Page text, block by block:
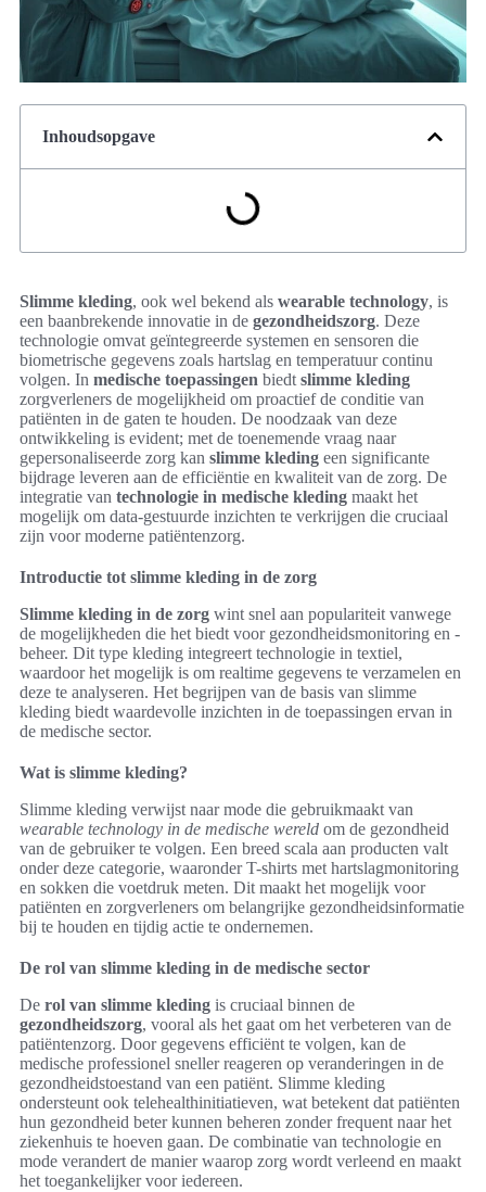
Inhoudsopgave
Slimme kleding, ook wel bekend als wearable technology, is
een baanbrekende innovatie in de gezondheidszorg. Deze
technologie omvat geïntegreerde systemen en sensoren die
biometrische gegevens zoals hartslag en temperatuur continu
volgen. In medische toepassingen biedt slimme kleding
zorgverleners de mogelijkheid om proactief de conditie van
patiënten in de gaten te houden. De noodzaak van deze
ontwikkeling is evident; met de toenemende vraag naar
gepersonaliseerde zorg kan slimme kleding een significante
bijdrage leveren aan de efficiëntie en kwaliteit van de zorg. De
integratie van technologie in medische kleding maakt het
mogelijk om data-gestuurde inzichten te verkrijgen die cruciaal
zijn voor moderne patiëntenzorg.
Introductie tot slimme kleding in de zorg
Slimme kleding in de zorg wint snel aan populariteit vanwege
de mogelijkheden die het biedt voor gezondheidsmonitoring en -
beheer. Dit type kleding integreert technologie in textiel,
waardoor het mogelijk is om realtime gegevens te verzamelen en
deze te analyseren. Het begrijpen van de basis van slimme
kleding biedt waardevolle inzichten in de toepassingen ervan in
de medische sector.
Wat is slimme kleding?
Slimme kleding verwijst naar mode die gebruikmaakt van
wearable technology in de medische wereld om de gezondheid
van de gebruiker te volgen. Een breed scala aan producten valt
onder deze categorie, waaronder T-shirts met hartslagmonitoring
en sokken die voetdruk meten. Dit maakt het mogelijk voor
patiënten en zorgverleners om belangrijke gezondheidsinformatie
bij te houden en tijdig actie te ondernemen.
De rol van slimme kleding in de medische sector
De rol van slimme kleding is cruciaal binnen de
gezondheidszorg, vooral als het gaat om het verbeteren van de
patiëntenzorg. Door gegevens efficiënt te volgen, kan de
medische professionel sneller reageren op veranderingen in de
gezondheidstoestand van een patiënt. Slimme kleding
ondersteunt ook telehealthinitiatieven, wat betekent dat patiënten
hun gezondheid beter kunnen beheren zonder frequent naar het
ziekenhuis te hoeven gaan. De combinatie van technologie en
mode verandert de manier waarop zorg wordt verleend en maakt
het toegankelijker voor iedereen.